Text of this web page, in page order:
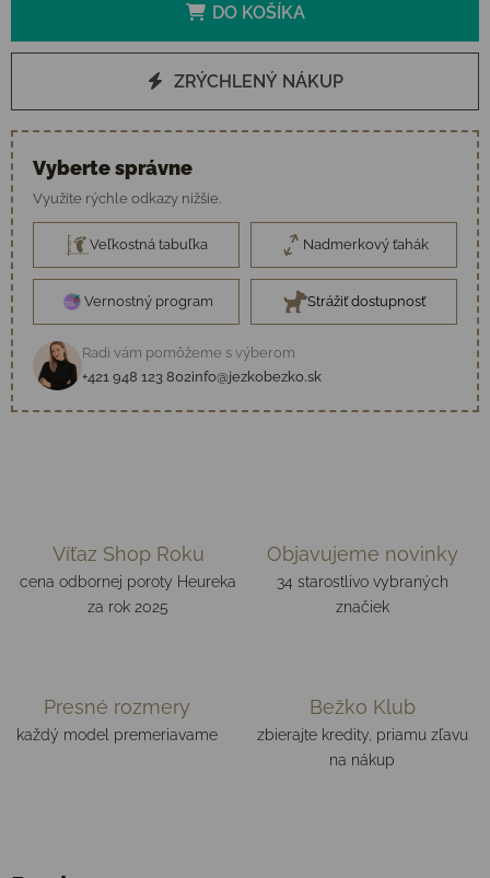
DO KOŠÍKA
ZRÝCHLENÝ NÁKUP
Vyberte správne
Využite rýchle odkazy nižšie.
Veľkostná tabuľka Nadmerkový ťahák
Vernostný program Strážiť dostupnosť
Radi vám pomôžeme s výberom
+421 948 123 802info@jezkobezko.sk
Víťaz Shop Roku
cena odbornej poroty Heureka
za rok 2025
Objavujeme novinky
34 starostlivo vybraných
značiek
Presné rozmery
každý model premeriavame
Bežko Klub
zbierajte kredity, priamu zľavu
na nákup